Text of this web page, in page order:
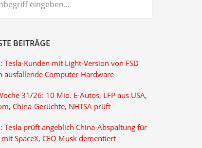
BEITRÄGE
Tesla-Kunden mit Light-Version von FSD
ausfallende Computer-Hardware
31/26: 10 Mio. E-Autos, LFP aus USA,
China-Gerüchte, NHTSA prüft
Tesla prüft angeblich China-Abspaltung für
SpaceX, CEO Musk dementiert